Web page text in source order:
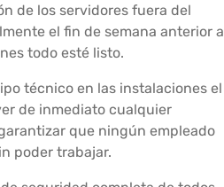
de los servidores fuera del
el fin de semana anterior
todo esté listo.
técnico en las instalaciones el
de inmediato cualquier
que ningún empleado
poder trabajar.